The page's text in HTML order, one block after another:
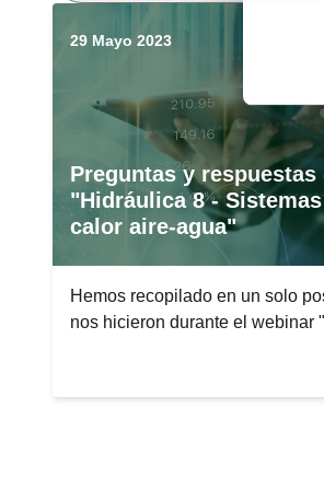
29 Mayo 2023
Preguntas y respuestas
"Hidráulica 8 -
calor aire-agua"
Hemos recopilado en un solo
nos hicieron durante el webinar